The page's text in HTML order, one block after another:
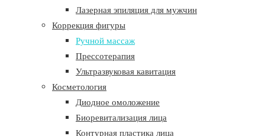
Лазерная эпиляция для мужчин
Коррекция фигуры
Ручной массаж
Прессотерапия
Ультразвуковая кавитация
Косметология
Диодное омоложение
Биоревитализация лица
Контурная пластика лица